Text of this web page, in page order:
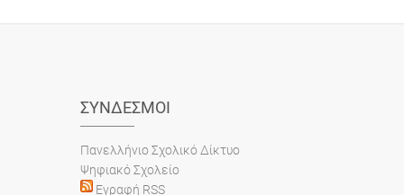
ΣΎΝΔΕΣΜΟΙ
Πανελλήνιο Σχολικό Δίκτυο
Ψηφιακό Σχολείο
Εγραφή RSS